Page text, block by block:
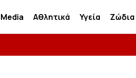
Media Αθλητικά Υγεία Ζώδια